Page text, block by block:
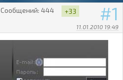
1
11.01.2010 19:49
Сообщений: 444 +33